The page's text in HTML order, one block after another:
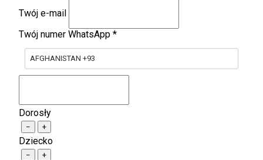
Twój e-mail
Twój numer WhatsApp *
AFGHANISTAN +93
Dorosły
− +
Dziecko
− +